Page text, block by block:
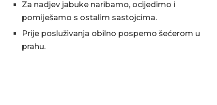
Za nadjev jabuke naribamo, ocijedimo i
pomiješamo s ostalim sastojcima.
Prije posluživanja obilno pospemo šećerom u
prahu.